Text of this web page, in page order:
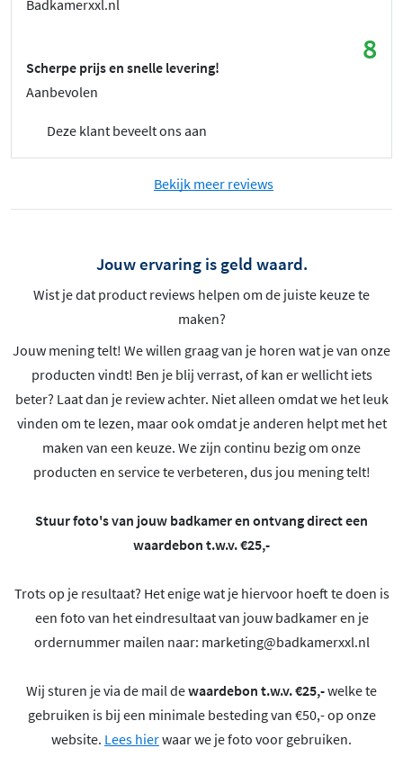
Badkamerxxl.nl
8
Scherpe prijs en snelle levering!
Aanbevolen
Deze klant beveelt ons aan
Bekijk meer reviews
Jouw ervaring is geld waard.
Wist je dat product reviews helpen om de juiste keuze te
maken?
Jouw mening telt! We willen graag van je horen wat je van onze
producten vindt! Ben je blij verrast, of kan er wellicht iets
beter? Laat dan je review achter. Niet alleen omdat we het leuk
vinden om te lezen, maar ook omdat je anderen helpt met het
maken van een keuze. We zijn continu bezig om onze
producten en service te verbeteren, dus jou mening telt!
Stuur foto's van jouw badkamer en ontvang direct een
waardebon t.w.v. €25,-
Trots op je resultaat? Het enige wat je hiervoor hoeft te doen is
een foto van het eindresultaat van jouw badkamer en je
ordernummer mailen naar: marketing@badkamerxxl.nl
Wij sturen je via de mail dewaardebon t.w.v. €25,-welke te
gebruiken is bij een minimale besteding van €50,- op onze
website. Lees hierwaar we je foto voor gebruiken.